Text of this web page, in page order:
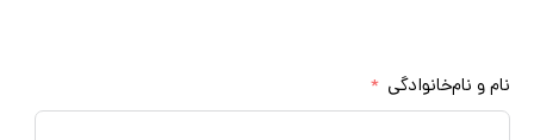
مشاوره رایگانو نام‌خانوادگی